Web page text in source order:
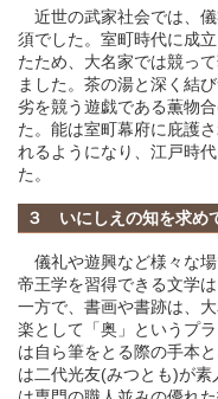
近世の武家社会では、
須でした。室町時代に成
たため、大名家では競っ
ました。茶の湯と深く結
劣を競う遊戯である薫物
た。能は室町幕府に庇護
れるようになり、江戸時
た。
３ いにしえの知を求
儀礼や遊興など様々な
帝王学を習得できる文学
一方で、書画や書跡は、
楽として「奥」というプ
は自ら筆をとる際の手本
は二代光友(みつとも)が